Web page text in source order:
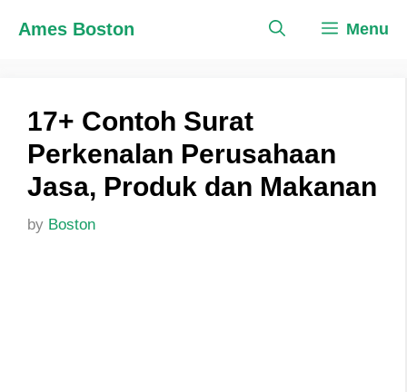
Ames Boston Menu
17+ Contoh Surat
Perkenalan Perusahaan
Jasa, Produk dan Makanan
by Boston